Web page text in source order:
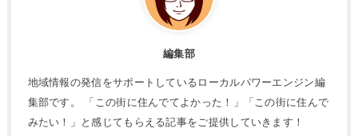
編集部
地域情報の発信をサポートしているローカルパワーエンジン編
集部です。 「この街に住んでてよかった！」「この街に住んで
みたい！」と感じてもらえる記事をご提供していきます！